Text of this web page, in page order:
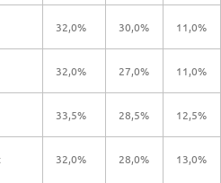
32,0% 30,0% 11,0%
32,0% 27,0% 11,0%
33,5% 28,5% 12,5%
32,0% 28,0% 13,0%